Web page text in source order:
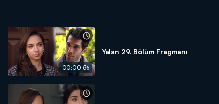
00:00:56
Yalan 29. Bölüm Fragmanı